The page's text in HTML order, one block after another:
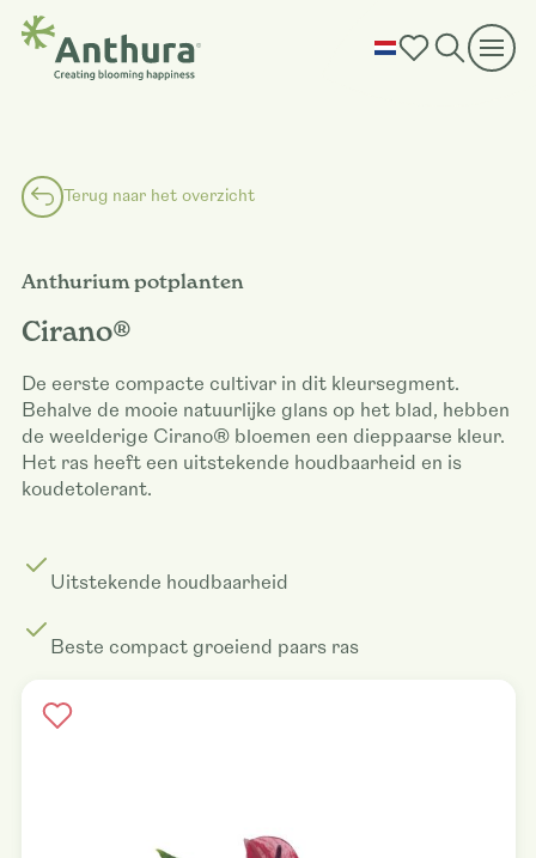
Terug naar het overzicht
Anthurium potplanten
Cirano®
De eerste compacte cultivar in dit kleursegment.
Behalve de mooie natuurlijke glans op het blad, hebben
de weelderige Cirano® bloemen een dieppaarse kleur.
Het ras heeft een uitstekende houdbaarheid en is
koudetolerant.
Uitstekende houdbaarheid
Beste compact groeiend paars ras